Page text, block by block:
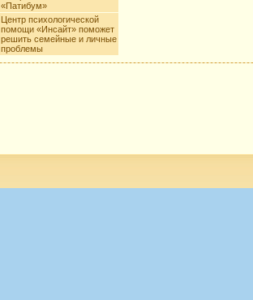
«Патибум»
Центр психологической
помощи «Инсайт» поможет
решить семейные и личные
проблемы